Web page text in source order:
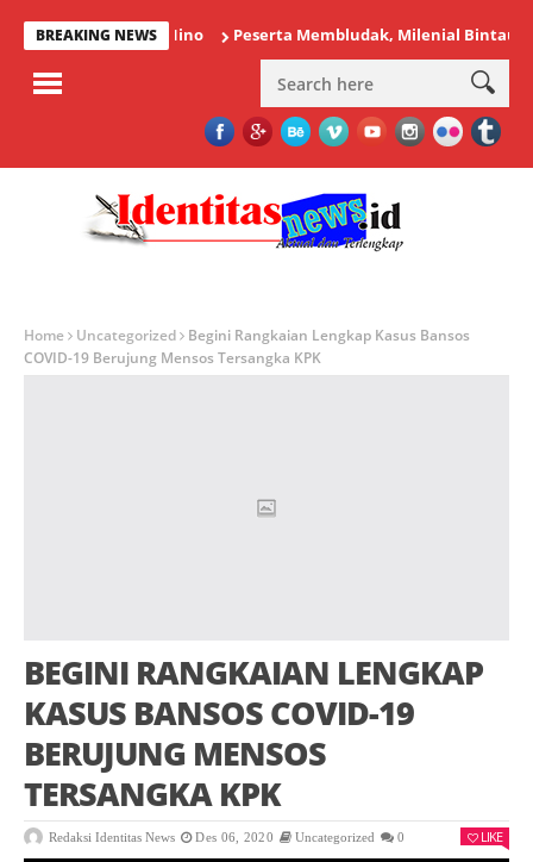
BREAKING NEWS Peserta Membludak, Milenial Bintauna
Home Uncategorized
Begini Rangkaian Lengkap Kasus Bansos
COVID-19 Berujung Mensos Tersangka KPK
BEGINI RANGKAIAN LENGKAP
KASUS BANSOS COVID-19
BERUJUNG MENSOS
TERSANGKA KPK
Redaksi Identitas News Des 06, 2020 Uncategorized 0 LIKE